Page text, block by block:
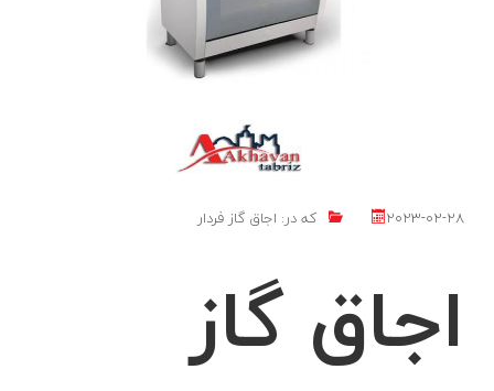
2023-02-28 که در: اجاق گاز فردار
اجاق گاز